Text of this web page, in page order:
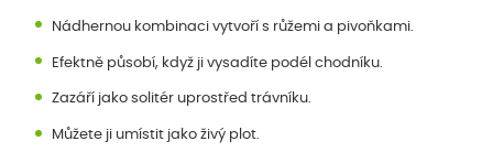
Nádhernou kombinaci vytvoří s růžemi a pivoňkami.
Efektně působí, když ji vysadíte podél chodníku.
Zazáří jako solitér uprostřed trávníku.
Můžete ji umístit jako živý plot.